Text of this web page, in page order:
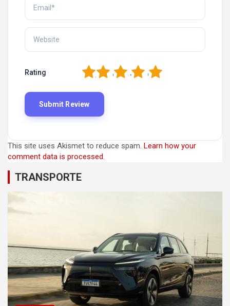
Rating 5
4
3
2
This site uses Akismet to reduce spam. Learn how your
comment data is processed.
TRANSPORTE